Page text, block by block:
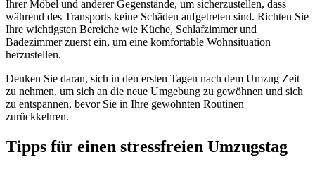
Ihrer Möbel und anderer Gegenstände, um sicherzustellen, dass
während des Transports keine Schäden aufgetreten sind. Richten Sie
Ihre wichtigsten Bereiche wie Küche, Schlafzimmer und
Badezimmer zuerst ein, um eine komfortable Wohnsituation
herzustellen.
Denken Sie daran, sich in den ersten Tagen nach dem Umzug Zeit
zu nehmen, um sich an die neue Umgebung zu gewöhnen und sich
zu entspannen, bevor Sie in Ihre gewohnten Routinen
zurückkehren.
Tipps für einen stressfreien Umzugstag